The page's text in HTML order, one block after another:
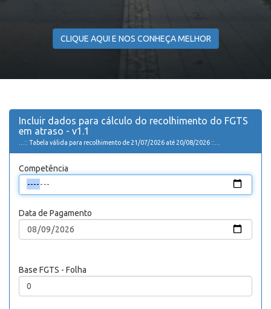
CLIQUE AQUI E NOS CONHEÇA MELHOR
Incluir dados para cálculo do recolhimento do FGTS
em atraso - v1.1
...:: Tabela válida para recolhimento de 21/07/2026 até 20/08/2026 ::...
Competência
Data de Pagamento
Base FGTS - Folha